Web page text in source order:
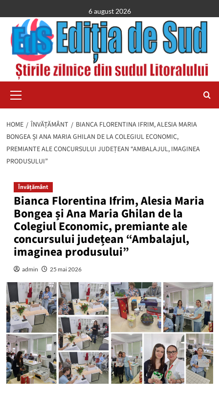
to
content
6 august 2026
Menu
HOME ÎNVĂȚĂMÂNT
BIANCA FLORENTINA IFRIM, ALESIA MARIA
BONGEA ȘI ANA MARIA GHILAN DE LA COLEGIUL ECONOMIC,
PREMIANTE ALE CONCURSULUI JUDEȚEAN “AMBALAJUL, IMAGINEA
PRODUSULUI”
Învățământ
Bianca Florentina Ifrim, Alesia Maria
Bongea și Ana Maria Ghilan de la
Colegiul Economic, premiante ale
concursului județean “Ambalajul,
imaginea produsului”
admin 25 mai 2026